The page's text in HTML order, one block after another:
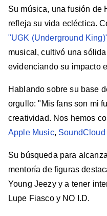
Su música, una fusión de
refleja su vida ecléctica.
"UGK (Underground
musical, cultivó una
evidenciando su impacto
Hablando sobre su base
orgullo: "Mis fans son mi
creatividad. Nos hemos
Apple Music, SoundCloud
Su búsqueda para
mentoría de figuras
Young Jeezy y a tener
Lupe Fiasco y NO I.D.